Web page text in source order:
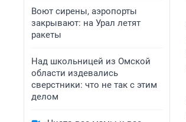
Воют сирены, аэропорты
закрывают: на Урал летят
ракеты
Над школьницей из Омской
области издевались
сверстники: что не так с этим
делом